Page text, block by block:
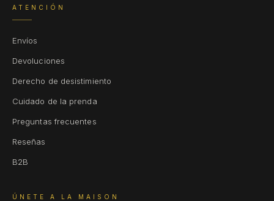
ATENCIÓN
Envíos
Devoluciones
Derecho de desistimiento
Cuidado de la prenda
Preguntas frecuentes
Reseñas
B2B
ÚNETE A LA MAISON